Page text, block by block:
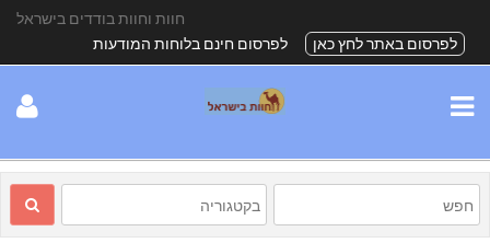
חוות וחוות בודדים בישראל
לפרסום באתר לחץ כאן
לפרסום חינם בלוחות המודעות